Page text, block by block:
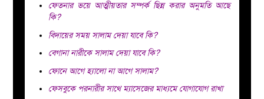
ফেতনার ভয়ে আত্মীয়তার সম্পর্ক ছিন্ন করার অনুমতি আছে
কি?
বিদায়ের সময় সালাম দেয়া যাবে কি?
বেগানা নারীকে সালাম দেয়া যাবে কি?
ফোনে আগে হ্যালো না আগে সালাম?
ফেসবুকে পরনারীর সাথে ম্যাসেজের মাধ্যমে যোগাযোগ রাখা